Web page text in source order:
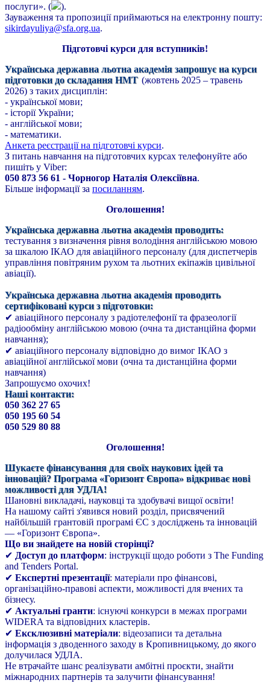
послуги». (
).
Зауваження та пропозиції приймаються на електронну пошту:
sikirdayuliya@sfa.org.ua.
Підготовчі курси для вступників!
Українська державна льотна академія запрошує на курси
підготовки до складання НМТ (жовтень 2025 – травень
2026) з таких дисциплін:
- української мови;
- історії України;
- англійської мови;
- математики.
Анкета реєстрації на підготовчі курси.
З питань навчання на підготовчих курсах телефонуйте або
пишіть у Viber:
050 873 56 61 - Чорногор Наталія Олексіївна.
Більше інформації за посиланням.
Оголошення!
Українська державна льотна академія проводить:
тестування з визначення рівня володіння англійською мовою
за шкалою ІКАО для авіаційного персоналу (для диспетчерів
управління повітряним рухом та льотних екіпажів цивільної
авіації).
Українська державна льотна академія проводить
сертифіковані курси з підготовки:
✔ авіаційного персоналу з радіотелефонії та фразеології
радіообміну англійською мовою (очна та дистанційна форми
навчання);
✔ авіаційного персоналу відповідно до вимог ІКАО з
авіаційної англійської мови (очна та дистанційна форми
навчання)
Запрошуємо охочих!
Наші контакти:
050 362 27 65
050 195 60 54
050 529 80 88
Оголошення!
Шукаєте фінансування для своїх наукових ідей та
інновацій? Програма «Горизонт Європа» відкриває нові
можливості для УДЛА!
Шановні викладачі, науковці та здобувачі вищої освіти!
На нашому сайті з'явився новий розділ, присвячений
найбільшій грантовій програмі ЄС з досліджень та інновацій
— «Горизонт Європа».
Що ви знайдете на новій сторінці?
✔ Доступ до платформ: інструкції щодо роботи з The Funding
and Tenders Portal.
✔ Експертні презентації: матеріали про фінансові,
організаційно-правові аспекти, можливості для вчених та
бізнесу.
✔ Актуальні гранти: існуючі конкурси в межах програми
WIDERA та відповідних кластерів.
✔ Ексклюзивні матеріали: відеозаписи та детальна
інформація з дводенного заходу в Кропивницькому, до якого
долучилася УДЛА.
Не втрачайте шанс реалізувати амбітні проєкти, знайти
міжнародних партнерів та залучити фінансування!